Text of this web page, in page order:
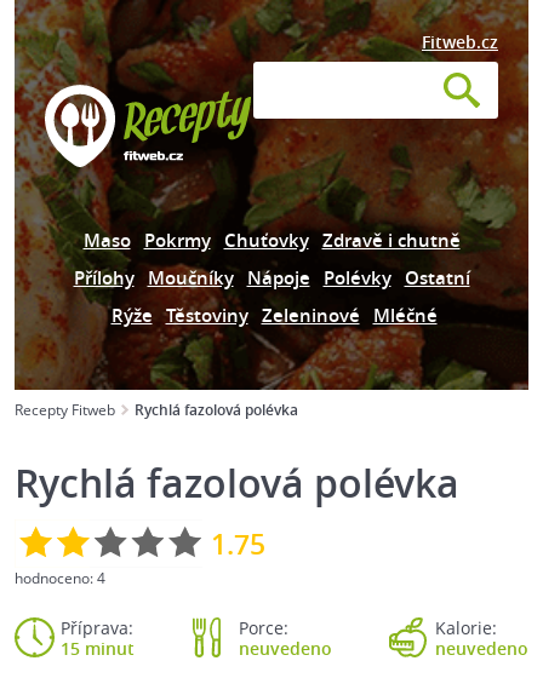
Fitweb.cz
Maso Pokrmy Chuťovky Zdravě i chutně
Přílohy Moučníky Nápoje Polévky Ostatní
Rýže Těstoviny Zeleninové Mléčné
Recepty Fitweb Rychlá fazolová polévka
Rychlá fazolová polévka
1.75
hodnoceno:4
Příprava:
15 minut
Porce:
neuvedeno
Kalorie:
neuvedeno